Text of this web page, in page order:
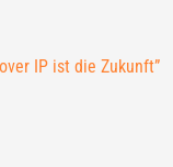
over IP ist die Zukunft”